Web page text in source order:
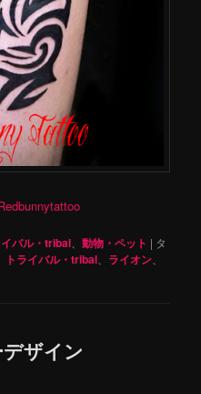
イバル・tribal 、動物・ペット | タ
トライバル・tribal ライオン
ザイン